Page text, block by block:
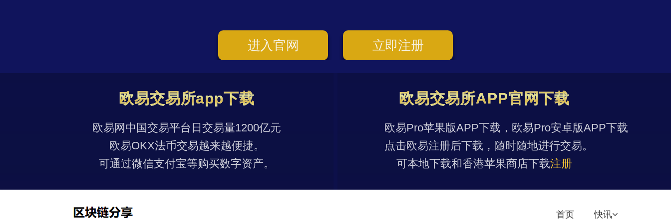
进入官网 立即注册
欧易交易所app下载
欧易网中国交易平台日交易量1200亿元
欧易OKX法币交易越来越便捷。
可通过微信支付宝等购买数字资产。
欧易交易所APP官网下载
欧易Pro苹果版APP下载，欧易Pro安卓版APP下载
点击欧易注册后下载，随时随地进行交易。
可本地下载和香港苹果商店下载注册
首页 快讯